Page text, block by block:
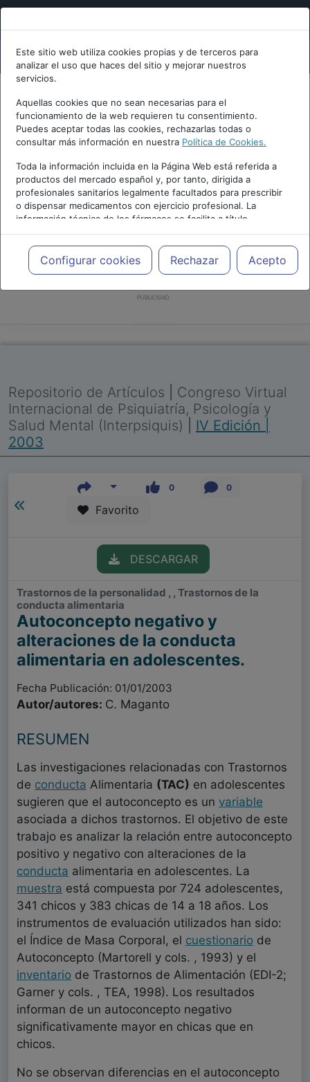
Este sitio web utiliza cookies propias y de terceros para
analizar el uso que haces del sitio y mejorar nuestros
servicios.
Aquellas cookies que no sean necesarias para el
funcionamiento de la web requieren tu consentimiento.
Puedes aceptar todas las cookies, rechazarlas todas o
consultar más información en nuestra Política de Cookies.
Toda la información incluida en la Página Web está referida a
productos del mercado español y, por tanto, dirigida a
profesionales sanitarios legalmente facultados para prescribir
o dispensar medicamentos con ejercicio profesional. La
información técnica de los fármacos se facilita a título
meramente informativo, siendo responsabilidad de los
profesionales facultados prescribir medicamentos y decidir, en
cada caso concreto, el tratamiento más adecuado a las
necesidades del paciente.
Configurar cookies Rechazar Acepto
PUBLICIDAD
Repositorio de Artículos
Congreso Virtual
Internacional de Psiquiatría, Psicología y
Salud Mental (Interpsiquis)
IV Edición |
2003
0 0
Favorito
DESCARGAR
Trastornos de la personalidad , , Trastornos de la
conducta alimentaria
Autoconcepto negativo y
alteraciones de la conducta
alimentaria en adolescentes.
Fecha Publicación: 01/01/2003
Autor/autores: C. Maganto
RESUMEN
Las investigaciones relacionadas con Trastornos
de conducta Alimentaria (TAC) en adolescentes
sugieren que el autoconcepto es un variable
asociada a dichos trastornos. El objetivo de este
trabajo es analizar la relación entre autoconcepto
positivo y negativo con alteraciones de la
conducta alimentaria en adolescentes. La
muestra está compuesta por 724 adolescentes,
341 chicos y 383 chicas de 14 a 18 años. Los
instrumentos de evaluación utilizados han sido:
el Índice de Masa Corporal, el cuestionario de
Autoconcepto (Martorell y cols. , 1993) y el
inventario de Trastornos de Alimentación (EDI-2;
Garner y cols. , TEA, 1998). Los resultados
informan de un autoconcepto negativo
significativamente mayor en chicas que en
chicos.
No se observan diferencias en el autoconcepto